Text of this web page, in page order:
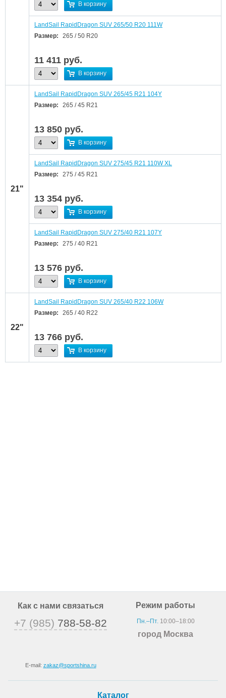
В корзину
LandSail RapidDragon SUV 265/50 R20 111W
Размер:
265 / 50 R20
11 411 руб.
В корзину
21"
LandSail RapidDragon SUV 265/45 R21 104Y
Размер:
265 / 45 R21
13 850 руб.
В корзину
LandSail RapidDragon SUV 275/45 R21 110W XL
Размер:
275 / 45 R21
13 354 руб.
В корзину
LandSail RapidDragon SUV 275/40 R21 107Y
Размер:
275 / 40 R21
13 576 руб.
В корзину
22"
LandSail RapidDragon SUV 265/40 R22 106W
Размер:
265 / 40 R22
13 766 руб.
В корзину
Как с нами связаться
+7 (985) 788-58-82
E-mail: zakaz@sportshina.ru
Режим работы
Пн.–Пт.10:00–18:00
город Москва
Каталог